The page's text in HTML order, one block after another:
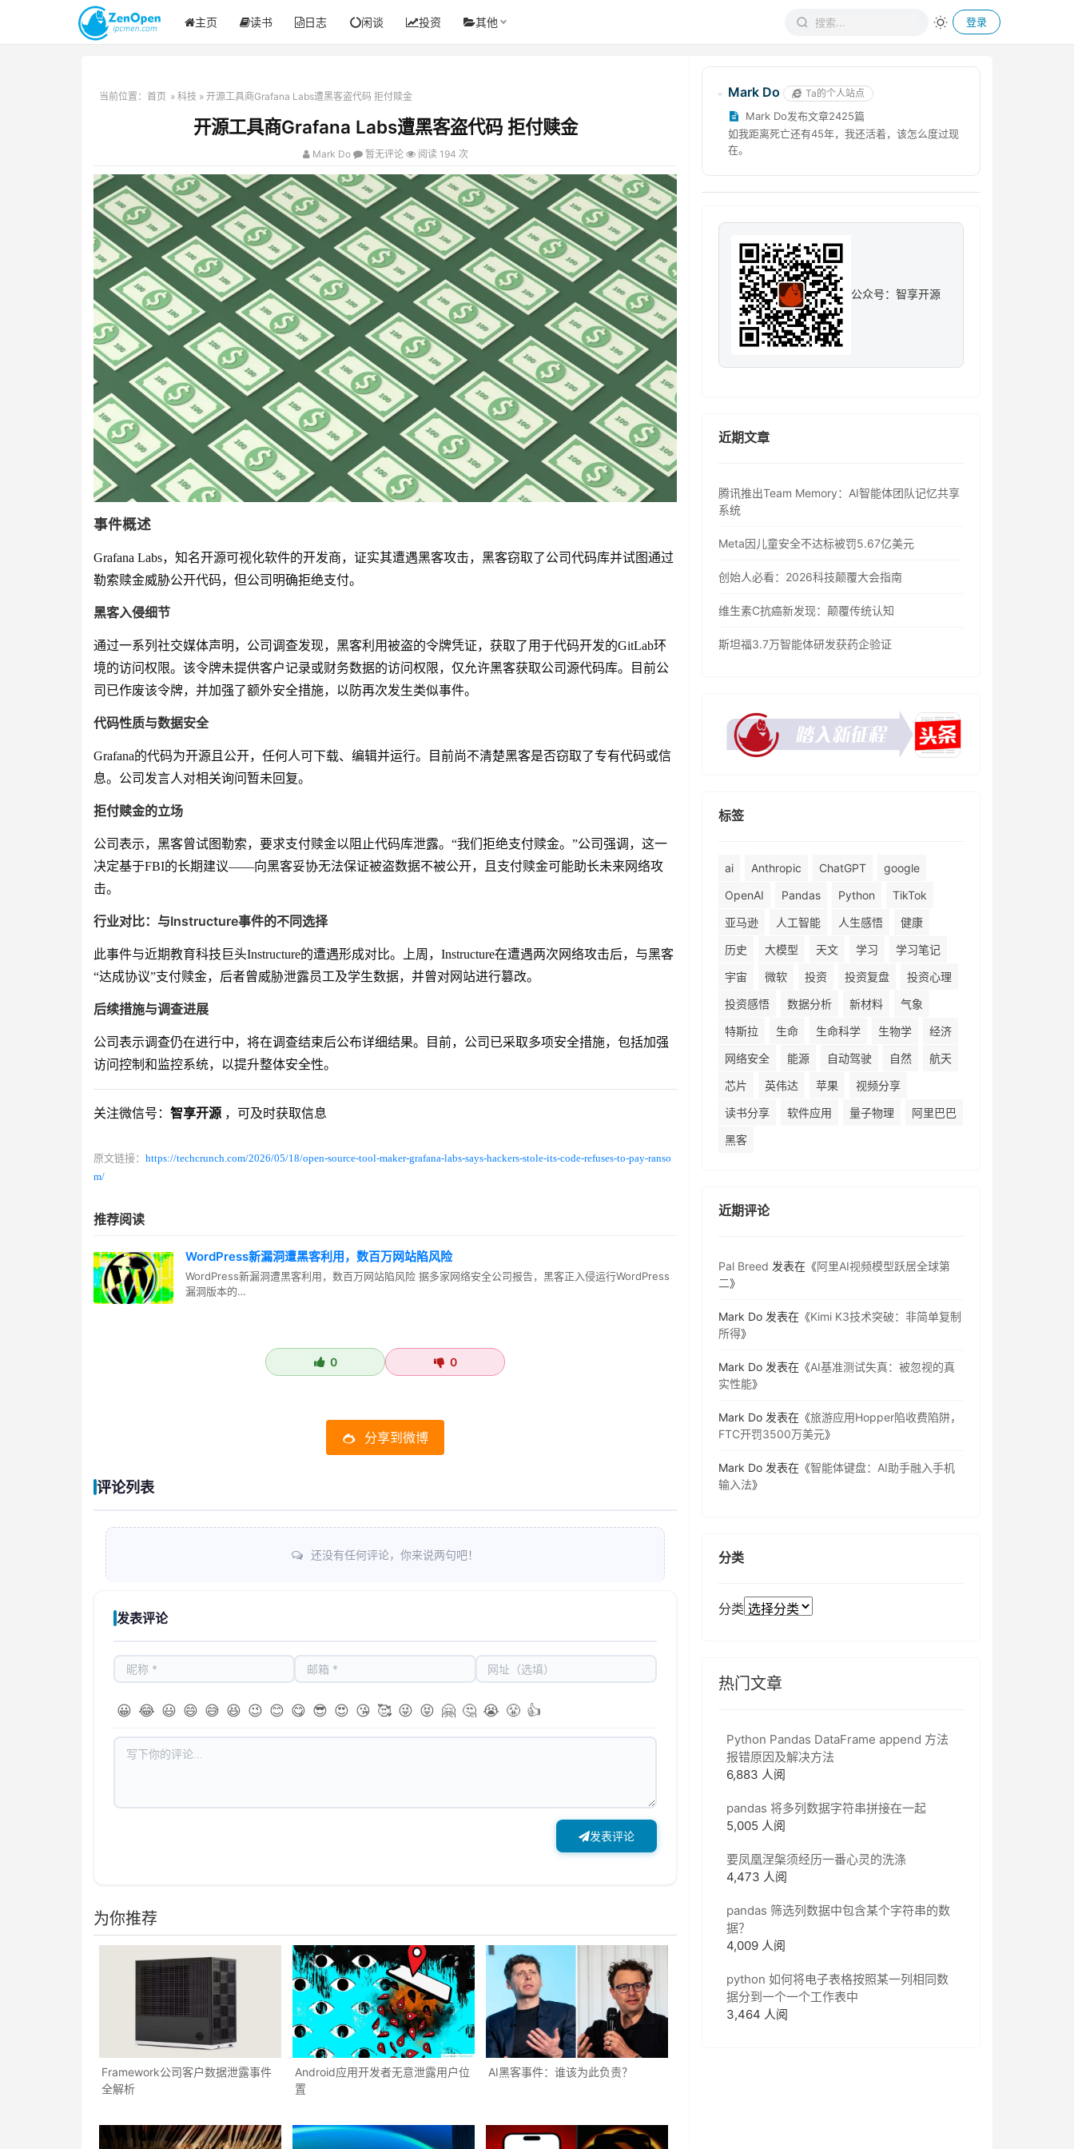
主页 读书 日志 闲谈 投资 其他 登录
当前位置： 首页 » 科技 » 开源工具商Grafana Labs遭黑客盗代码 拒付赎金
开源工具商Grafana Labs遭黑客盗代码 拒付赎金
Mark Do 暂无评论 阅读 194 次
事件概述
Grafana Labs，知名开源可视化软件的开发商，证实其遭遇黑客攻击，黑客窃取了公司代码库并试图通过
勒索赎金威胁公开代码，但公司明确拒绝支付。
黑客入侵细节
通过一系列社交媒体声明，公司调查发现，黑客利用被盗的令牌凭证，获取了用于代码开发的GitLab环
境的访问权限。该令牌未提供客户记录或财务数据的访问权限，仅允许黑客获取公司源代码库。目前公
司已作废该令牌，并加强了额外安全措施，以防再次发生类似事件。
代码性质与数据安全
Grafana的代码为开源且公开，任何人可下载、编辑并运行。目前尚不清楚黑客是否窃取了专有代码或信
息。公司发言人对相关询问暂未回复。
拒付赎金的立场
公司表示，黑客曾试图勒索，要求支付赎金以阻止代码库泄露。“我们拒绝支付赎金。”公司强调，这一
决定基于FBI的长期建议——向黑客妥协无法保证被盗数据不被公开，且支付赎金可能助长未来网络攻
击。
行业对比：与Instructure事件的不同选择
此事件与近期教育科技巨头Instructure的遭遇形成对比。上周，Instructure在遭遇两次网络攻击后，与黑客
“达成协议”支付赎金，后者曾威胁泄露员工及学生数据，并曾对网站进行篡改。
后续措施与调查进展
公司表示调查仍在进行中，将在调查结束后公布详细结果。目前，公司已采取多项安全措施，包括加强
访问控制和监控系统，以提升整体安全性。
关注微信号： 智享开源 ，可及时获取信息
原文链接： https://techcrunch.com/2026/05/18/open-source-tool-maker-grafana-labs-says-hackers-stole-its-code-refuses-to-pay-ranso
m/
推荐阅读
WordPress新漏洞遭黑客利用，数百万网站陷风险
WordPress新漏洞遭黑客利用，数百万网站陷风险 据多家网络安全公司报告，黑客正入侵运行WordPress
漏洞版本的…
0 0
分享到微博
评论列表
还没有任何评论，你来说两句吧！
发表评论
😀 😂 😃 😄 😅 😆 😉 😊 😋 😎 😍 😘 🥰 😜 😝 🤗 🤔 😭 😤 👍
发表评论
为你推荐
Framework公司客户数据泄露事件
全解析
Android应用开发者无意泄露用户位
置
AI黑客事件：谁该为此负责？
Mark Do Ta的个人站点
Mark Do发布文章2425篇
如我距离死亡还有45年，我还活着，该怎么度过现
在。
公众号：智享开源
近期文章
腾讯推出Team Memory：AI智能体团队记忆共享
系统
Meta因儿童安全不达标被罚5.67亿美元
创始人必看：2026科技颠覆大会指南
维生素C抗癌新发现：颠覆传统认知
斯坦福3.7万智能体研发获药企验证
标签
ai Anthropic ChatGPT
google
OpenAI
Pandas Python
TikTok
亚马逊
人工智能 人生感悟
健康
历史
大模型 天文 学习
学习笔记
宇宙
微软 投资 投资复盘
投资心理
投资感悟
数据分析 新材料
气象
特斯拉
生命 生命科学 生物学
经济
网络安全
能源 自动驾驶 自然
航天
芯片
英伟达 苹果
视频分享
读书分享
软件应用 量子物理
阿里巴巴
黑客
近期评论
Pal Breed 发表在《阿里AI视频模型跃居全球第
二》
Mark Do 发表在《Kimi K3技术突破：非简单复制
所得》
Mark Do 发表在《AI基准测试失真：被忽视的真
实性能》
Mark Do 发表在《旅游应用Hopper陷收费陷阱，
FTC开罚3500万美元》
Mark Do 发表在《智能体键盘：AI助手融入手机
输入法》
分类
分类
热门文章
Python Pandas DataFrame append 方法
报错原因及解决方法
6,883 人阅
pandas 将多列数据字符串拼接在一起
5,005 人阅
要凤凰涅槃须经历一番心灵的洗涤
4,473 人阅
pandas 筛选列数据中包含某个字符串的数
据？
4,009 人阅
python 如何将电子表格按照某一列相同数
据分到一个一个工作表中
3,464 人阅